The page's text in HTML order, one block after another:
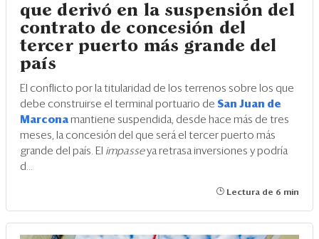
que derivó en la suspensión del
contrato de concesión del
tercer puerto más grande del
país
El conflicto por la titularidad de los terrenos sobre los que
debe construirse el terminal portuario de San Juan de
Marcona mantiene suspendida, desde hace más de tres
meses, la concesión del que será el tercer puerto más
grande del país. El impasseya retrasa inversiones y podría
d...
Lectura de 6 min